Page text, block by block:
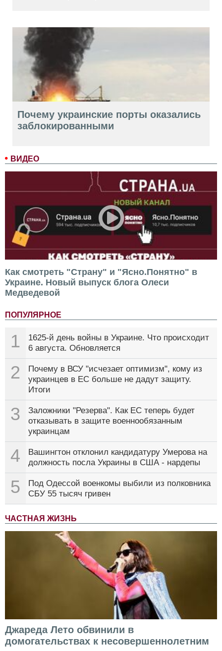
ВИДЕО
Как смотреть "Страну" и "Ясно.Понятно" в
Украине. Новый выпуск блога Олеси
Медведевой
ПОПУЛЯРНОЕ
1
1625-й день войны в Украине. Что происходит
6 августа. Обновляется
2
Почему в ВСУ "исчезает оптимизм", кому из
украинцев в ЕС больше не дадут защиту.
Итоги
3
Заложники "Резерва". Как ЕС теперь будет
отказывать в защите военнообязанным
украинцам
4
Вашингтон отклонил кандидатуру Умерова на
должность посла Украины в США - нардепы
5
Под Одессой военкомы выбили из полковника
СБУ 55 тысяч гривен
ЧАСТНАЯ ЖИЗНЬ
Джареда Лето обвинили в
домогательствах к несовершеннолетним
Почему украинские порты оказались
заблокированными